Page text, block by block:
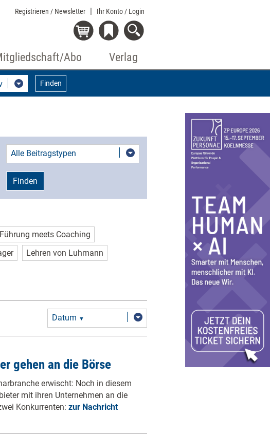
Registrieren / Newsletter Ihr Konto / Login
Abo Verlag
Finden
Alle Beitragstypen
Finden
Führung meets Coaching
Lehren von Luhmann
Datum ▼
gehen an die Börse
erwischt: Noch in diesem
mit ihren Unternehmen an die
Konkurrenten: zur Nachricht